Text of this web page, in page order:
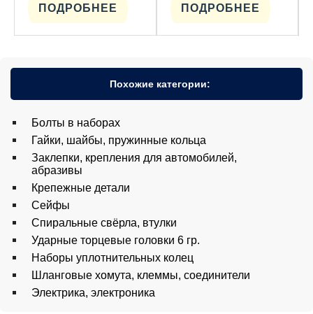
ПОДРОБНЕЕ ПОДРОБНЕЕ
Похожие категории:
Болты в наборах
Гайки, шайбы, пружинные кольца
Заклепки, крепления для автомобилей,
абразивы
Крепежные детали
Сейфы
Спиральные свёрла, втулки
Ударные торцевые головки 6 гр.
Наборы уплотнительных колец
Шланговые хомута, клеммы, соединители
Электрика, электроника